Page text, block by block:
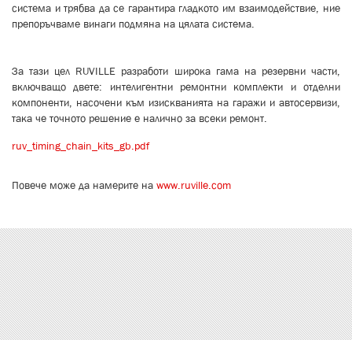
система и трябва да се гарантира гладкото им взаимодействие, ние
препоръчваме винаги подмяна на цялата система.
За тази цел RUVILLE разработи широка гама на резервни части,
включващо двете: интелигентни ремонтни комплекти и отделни
компоненти, насочени към изискванията на гаражи и автосервизи,
така че точното решение е налично за всеки ремонт.
ruv_timing_chain_kits_gb.pdf
ruv_timing_chain_kits_gb.pdf
Повече може да намерите на www.ruville.com